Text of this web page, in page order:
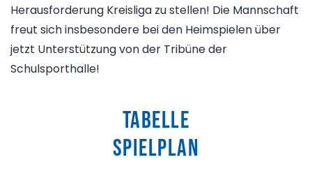
Herausforderung Kreisliga zu stellen! Die Mannschaft
freut sich insbesondere bei den Heimspielen über
jetzt Unterstützung von der Tribüne der
Schulsporthalle!
Tabelle
Spielplan